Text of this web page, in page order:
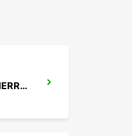
JEREZ DE LA FRONTERA SHERRY PARK